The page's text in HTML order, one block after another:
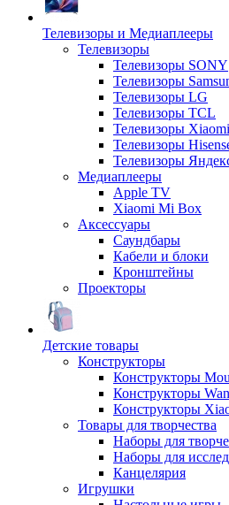
Телевизоры и Медиаплееры
Телевизоры
Телевизоры SONY
Телевизоры
Телевизоры LG
Телевизоры TCL
Телевизоры Xiaomi
Телевизоры
Телевизоры
Медиаплееры
Apple TV
Xiaomi Mi Box
Аксессуары
Саундбары
Кабели и блоки
Кронштейны
Проекторы
Детские товары
Конструкторы
Конструкторы
Конструкторы
Конструкторы
Товары для творчества
Наборы для
Наборы для
Канцелярия
Игрушки